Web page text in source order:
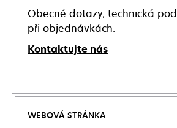
Obecné dotazy, technická
při objednávkách.
Kontaktujte nás
WEBOVÁ STRÁNKA